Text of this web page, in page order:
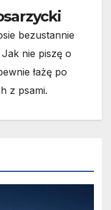
bezustannie
nie piszę o
łażę po
z psami.